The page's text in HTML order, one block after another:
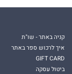
קניה באתר - שו"ת
איך לרכוש ספר באתר
GIFT CARD
ביטול עסקה